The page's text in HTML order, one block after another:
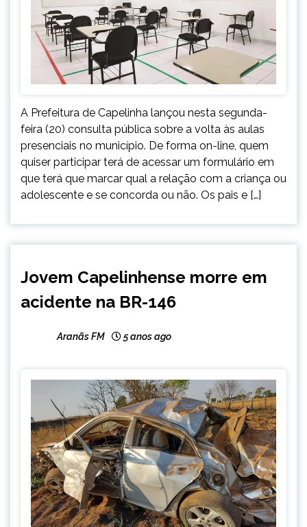
A Prefeitura de Capelinha lançou nesta segunda-
feira (20) consulta pública sobre a volta às aulas
presenciais no município. De forma on-line, quem
quiser participar terá de acessar um formulário em
que terá que marcar qual a relação com a criança ou
adolescente e se concorda ou não. Os pais e […]
NOTÍCIAS
Jovem Capelinhense morre em
acidente na BR-146
Aranãs FM 5 anos ago